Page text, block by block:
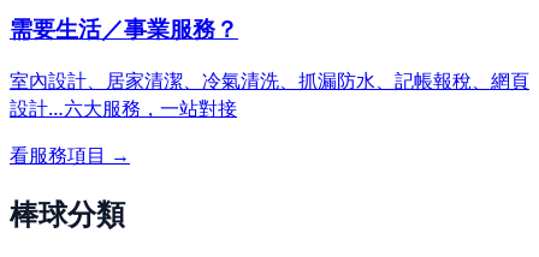
需要生活／事業服務？
室內設計、居家清潔、冷氣清洗、抓漏防水、記帳報稅、網頁
設計…六大服務，一站對接
看服務項目 →
棒球分類